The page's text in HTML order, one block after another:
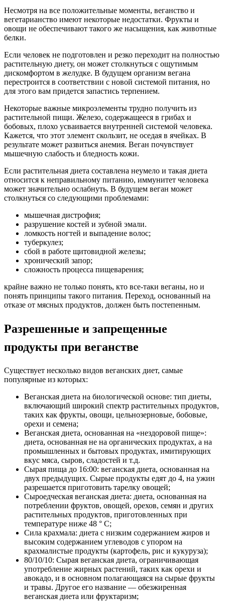
Несмотря на все положительные моменты, веганство и
вегетарианство имеют некоторые недостатки. Фрукты и
овощи не обеспечивают такого же насыщения, как животные
белки.
Если человек не подготовлен и резко переходит на полностью
растительную диету, он может столкнуться с ощутимым
дискомфортом в желудке. В будущем организм вегана
перестроится в соответствии с новой системой питания, но
для этого вам придется запастись терпением.
Некоторые важные микроэлементы трудно получить из
растительной пищи. Железо, содержащееся в грибах и
бобовых, плохо усваивается внутренней системой человека.
Кажется, что этот элемент скользит, не оседая в ячейках. В
результате может развиться анемия. Веган почувствует
мышечную слабость и бледность кожи.
Если растительная диета составлена ​​неумело и такая диета
относится к неправильному питанию, иммунитет человека
может значительно ослабнуть. В будущем веган может
столкнуться со следующими проблемами:
мышечная дистрофия;
разрушение костей и зубной эмали.
ломкость ногтей и выпадение волос;
туберкулез;
сбой в работе щитовидной железы;
хронический запор;
сложность процесса пищеварения;
крайне важно не только понять, кто все-таки веганы, но и
понять принципы такого питания. Переход, основанный на
отказе от мясных продуктов, должен быть постепенным.
Разрешенные и запрещенные
продукты при веганстве
Существует несколько видов веганских диет, самые
популярные из которых:
Веганская диета на биологической основе: тип диеты,
включающий широкий спектр растительных продуктов,
таких как фрукты, овощи, цельнозерновые, бобовые,
орехи и семена;
Веганская диета, основанная на «нездоровой пище»:
диета, основанная не на органических продуктах, а на
промышленных и бытовых продуктах, имитирующих
вкус мяса, сыров, сладостей и т.д.
Сырая пища до 16:00: веганская диета, основанная на
двух предыдущих. Сырые продукты едят до 4, на ужин
разрешается приготовить тарелку овощей;
Сыроедческая веганская диета: диета, основанная на
потреблении фруктов, овощей, орехов, семян и других
растительных продуктов, приготовленных при
температуре ниже 48 ° C;
Сила крахмала: диета с низким содержанием жиров и
высоким содержанием углеводов с упором на
крахмалистые продукты (картофель, рис и кукуруза);
80/10/10: Сырая веганская диета, ограничивающая
употребление жирных растений, таких как орехи и
авокадо, и в основном полагающаяся на сырые фрукты
и травы. Другое его название — обезжиренная
веганская диета или фруктаризм;